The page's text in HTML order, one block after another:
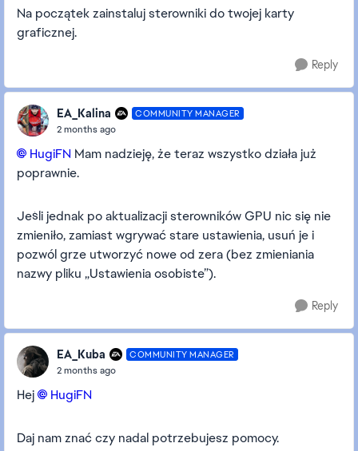
Na początek zainstaluj sterowniki do twojej karty
graficznej.
Reply
EA_Kalina COMMUNITY MANAGER
2 months ago
HugiFN​ Mam nadzieję, że teraz wszystko działa już
poprawnie.
Jeśli jednak po aktualizacji sterowników GPU nic się nie
zmieniło, zamiast wgrywać stare ustawienia, usuń je i
pozwól grze utworzyć nowe od zera (bez zmieniania
nazwy pliku „Ustawienia osobiste”).
Reply
EA_Kuba COMMUNITY MANAGER
2 months ago
Hej HugiFN​
Daj nam znać czy nadal potrzebujesz pomocy.